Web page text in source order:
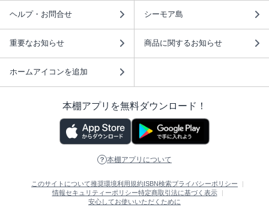
ヘルプ・お問合せ シーモア島
重要なお知らせ 商品に関するお知らせ
ホームアイコンを追加
本棚アプリを無料ダウンロード！
本棚アプリについて
このサイトについて推奨環境利用規約ISBN検索プライバシーポリシー
情報セキュリティーポリシー特定商取引法に基づく表示
安心してお使いいただくために